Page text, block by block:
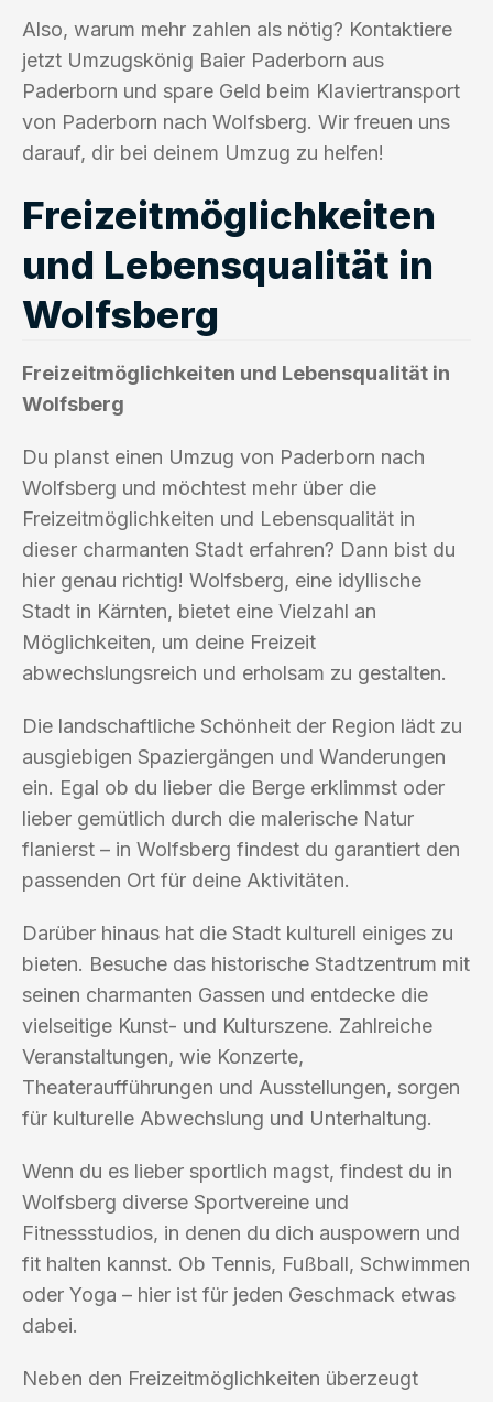
Also, warum mehr zahlen als nötig? Kontaktiere
jetzt Umzugskönig Baier Paderborn aus
Paderborn und spare Geld beim Klaviertransport
von Paderborn nach Wolfsberg. Wir freuen uns
darauf, dir bei deinem Umzug zu helfen!
Freizeitmöglichkeiten
und Lebensqualität in
Wolfsberg
Freizeitmöglichkeiten und Lebensqualität in
Wolfsberg
Du planst einen Umzug von Paderborn nach
Wolfsberg und möchtest mehr über die
Freizeitmöglichkeiten und Lebensqualität in
dieser charmanten Stadt erfahren? Dann bist du
hier genau richtig! Wolfsberg, eine idyllische
Stadt in Kärnten, bietet eine Vielzahl an
Möglichkeiten, um deine Freizeit
abwechslungsreich und erholsam zu gestalten.
Die landschaftliche Schönheit der Region lädt zu
ausgiebigen Spaziergängen und Wanderungen
ein. Egal ob du lieber die Berge erklimmst oder
lieber gemütlich durch die malerische Natur
flanierst – in Wolfsberg findest du garantiert den
passenden Ort für deine Aktivitäten.
Darüber hinaus hat die Stadt kulturell einiges zu
bieten. Besuche das historische Stadtzentrum mit
seinen charmanten Gassen und entdecke die
vielseitige Kunst- und Kulturszene. Zahlreiche
Veranstaltungen, wie Konzerte,
Theateraufführungen und Ausstellungen, sorgen
für kulturelle Abwechslung und Unterhaltung.
Wenn du es lieber sportlich magst, findest du in
Wolfsberg diverse Sportvereine und
Fitnessstudios, in denen du dich auspowern und
fit halten kannst. Ob Tennis, Fußball, Schwimmen
oder Yoga – hier ist für jeden Geschmack etwas
dabei.
Neben den Freizeitmöglichkeiten überzeugt